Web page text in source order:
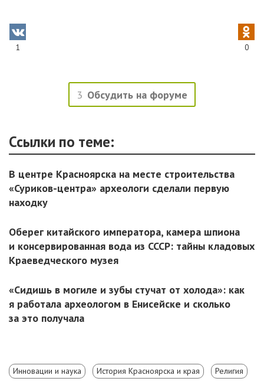
1 0
3 Обсудить на форуме
Ссылки по теме:
В центре Красноярска на месте строительства
«Суриков-центра» археологи сделали первую
находку
Оберег китайского императора, камера шпиона
и консервированная вода из СССР: тайны кладовых
Краеведческого музея
«Сидишь в могиле и зубы стучат от холода»: как
я работала археологом в Енисейске и сколько
за это получала
Инновации и наука История Красноярска и края Религия